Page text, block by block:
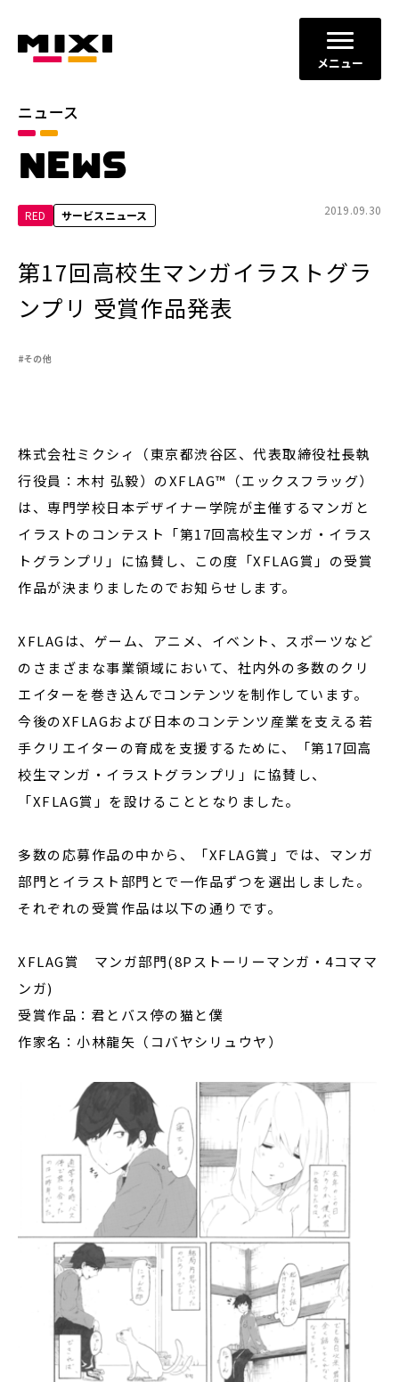
メニュー
ニュース
NEWS
RED サービスニュース 2019.09.30
第17回高校生マンガイラストグラ
ンプリ 受賞作品発表
#その他
株式会社ミクシィ（東京都渋谷区、代表取締役社長執
行役員：木村 弘毅）のXFLAG™（エックスフラッグ）
は、専門学校日本デザイナー学院が主催するマンガと
イラストのコンテスト「第17回高校生マンガ・イラス
トグランプリ」に協賛し、この度「XFLAG賞」の受賞
作品が決まりましたのでお知らせします。
XFLAGは、ゲーム、アニメ、イベント、スポーツなど
のさまざまな事業領域において、社内外の多数のクリ
エイターを巻き込んでコンテンツを制作しています。
今後のXFLAGおよび日本のコンテンツ産業を支える若
手クリエイターの育成を支援するために、「第17回高
校生マンガ・イラストグランプリ」に協賛し、
「XFLAG賞」を設けることとなりました。
多数の応募作品の中から、「XFLAG賞」では、マンガ
部門とイラスト部門とで一作品ずつを選出しました。
それぞれの受賞作品は以下の通りです。
XFLAG賞 マンガ部門(8Pストーリーマンガ・4コママ
ンガ)
受賞作品：君とバス停の猫と僕
作家名：小林龍矢（コバヤシリュウヤ）
カテゴリ
お知らせ
2026年 2025年
2022年